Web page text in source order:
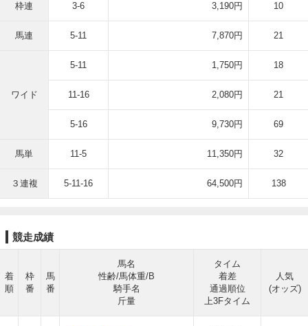
枠連 3-6 3,190円 10
馬連 5-11 7,870円 21
ワイド
5-11 1,750円 18
11-16 2,080円 21
5-16 9,730円 69
馬単 11-5 11,350円 32
３連複 5-11-16 64,500円 138
競走成績
着
順
枠
番
馬
番
馬名
性齢/馬体重/B
騎手名
斤量
タイム
着差
通過順位
上3Fタイム
人気
(オッズ)